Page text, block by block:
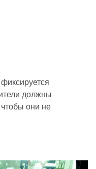
должны
они не